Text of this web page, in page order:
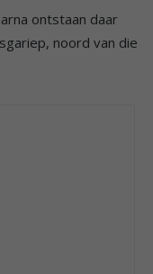
ontstaan daar
noord van die